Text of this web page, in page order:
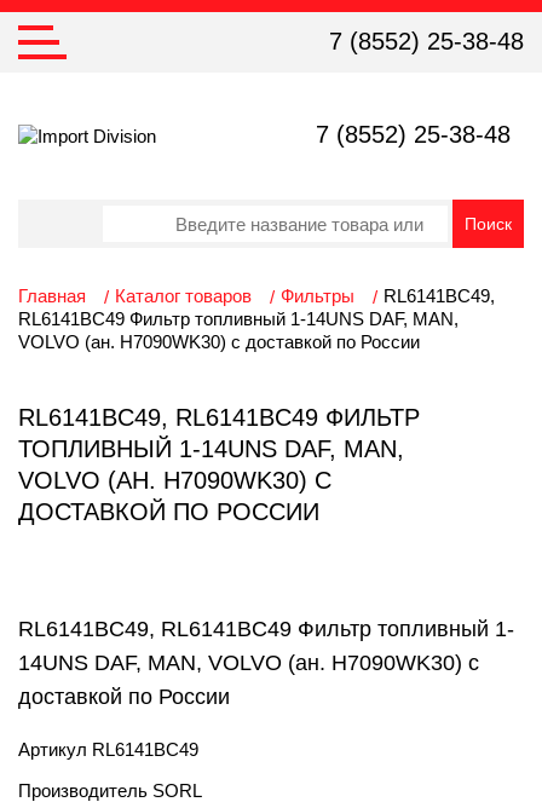
7 (8552) 25-38-48
7 (8552) 25-38-48
Главная Каталог товаров Фильтры
RL6141BC49,
RL6141BC49 Фильтр топливный 1-14UNS DAF, MAN,
VOLVO (ан. H7090WK30) с доставкой по России
RL6141BC49, RL6141BC49 ФИЛЬТР
ТОПЛИВНЫЙ 1-14UNS DAF, MAN,
VOLVO (АН. H7090WK30) С
ДОСТАВКОЙ ПО РОССИИ
RL6141BC49, RL6141BC49 Фильтр топливный 1-
14UNS DAF, MAN, VOLVO (ан. H7090WK30) с
доставкой по России
Артикул RL6141BC49
Производитель SORL